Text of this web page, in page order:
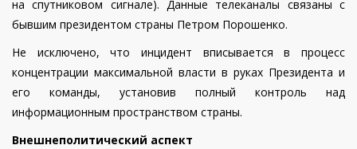
на спутниковом сигнале). Данные телеканалы связаны с
бывшим президентом страны Петром Порошенко.
Не исключено, что инцидент вписывается в процесс
концентрации максимальной власти в руках Президента и
его команды, установив полный контроль над
информационным пространством страны.
Внешнеполитический аспект